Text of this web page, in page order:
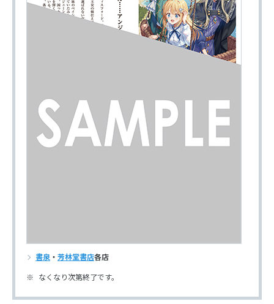
書泉 ・ 芳林堂書店各店
なくなり次第終了です。